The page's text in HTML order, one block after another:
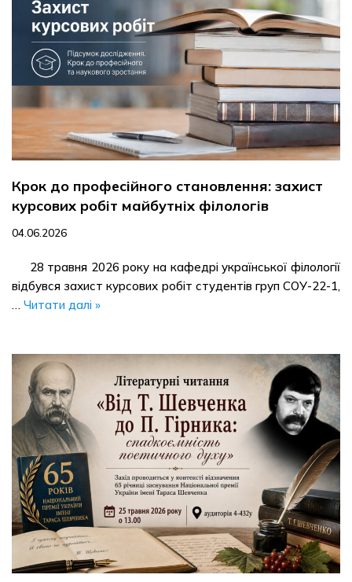
Крок до професійного становлення: захист
курсових робіт майбутніх філологів
04.06.2026
28 травня 2026 року на кафедрі української філології
відбувся захист курсових робіт студентів груп СОУ-22-1,
… Читати далі »